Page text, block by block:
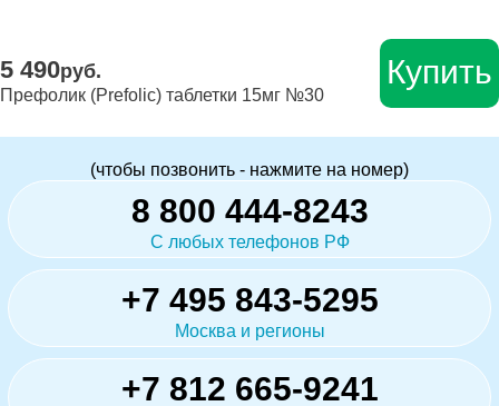
5 490руб.
Префолик (Prefolic) таблетки 15мг №30
Купить
(чтобы позвонить - нажмите на номер)
8 800 444-8243
С любых телефонов РФ
+7 495 843-5295
Москва и регионы
+7 812 665-9241